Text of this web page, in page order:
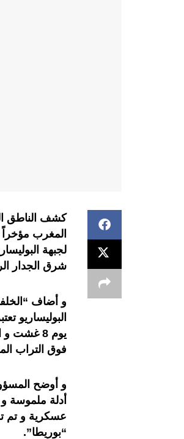
كشف الناطق
لجبهة
شرق الجدار
و أضاف
البوليساريو
يوم 8
فوق التراب
و أوضح
أدلة ملموسة
عسكرية و تم
“بوريطا”.